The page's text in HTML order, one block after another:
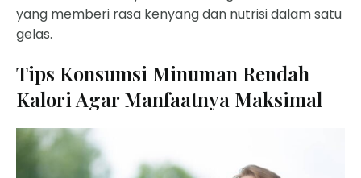
yang memberi rasa kenyang dan nutrisi dalam satu
gelas.
Tips Konsumsi Minuman Rendah
Kalori Agar Manfaatnya Maksimal